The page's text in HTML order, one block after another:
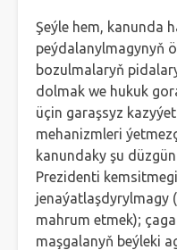
Şeýle hem, kanunda
peýdalanylmagynyň
bozulmalaryň
dolmak we hukuk
üçin garaşsyz
mehanizmleri
kanundaky şu
Prezidenti
jenaýatlaşdyrylmagy
mahrum etmek);
maşgalanyň beýleki